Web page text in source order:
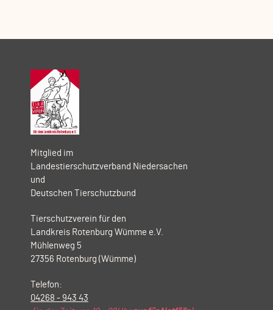
Mitglied im
Landestierschutzverband Niedersachen
und
Deutschen Tierschutzbund
Tierschutzverein für den
Landkreis Rotenburg Wümme e.V.
Mühlenweg 5
27356 Rotenburg (Wümme)
Telefon:
04268 - 943 43